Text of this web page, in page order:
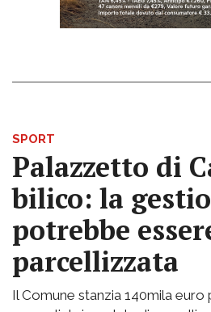
SPORT
Palazzetto di
bilico: la
potrebbe
parcellizzata
Il Comune stanzia 140mila euro